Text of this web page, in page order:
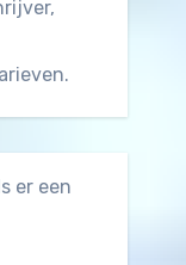
er een